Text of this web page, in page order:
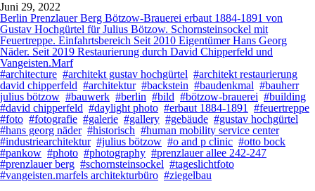
Juni 29, 2022
Berlin Prenzlauer Berg Bötzow-Brauerei erbaut 1884-1891 von
Gustav Hochgürtel für Julius Bötzow. Schornsteinsockel mit
Feuertreppe. Einfahrtsbereich Seit 2010 Eigentümer Hans Georg
Näder. Seit 2019 Restaurierung durch David Chipperfeld und
Vangeisten.Marf
#architecture #architekt gustav hochgürtel #architekt restaurierung
david chipperfeld #architektur #backstein #baudenkmal #bauherr
julius bötzow #bauwerk #berlin #bild #bötzow-brauerei #building
#david chipperfeld #daylight photo #erbaut 1884-1891
#feuertreppe
#foto #fotografie #galerie #gallery #gebäude #gustav hochgürtel
#hans georg näder #historisch #human mobility service center
#industriearchitektur #julius bötzow #o and p clinic #otto bock
#pankow #photo #photography #prenzlauer allee 242-247
#prenzlauer berg #schornsteinsockel #tageslichtfoto
#vangeisten.marfels architekturbüro #ziegelbau